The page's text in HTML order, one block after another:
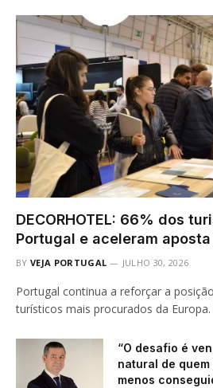
DECORHOTEL: 66% dos
Portugal e aceleram
BY VEJA PORTUGAL JULHO 30, 2026
Portugal continua a reforçar a
turísticos mais procurados da
“O desafio é
natural de
menos